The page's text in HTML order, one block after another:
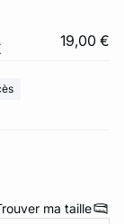
19,00 €
ma taille